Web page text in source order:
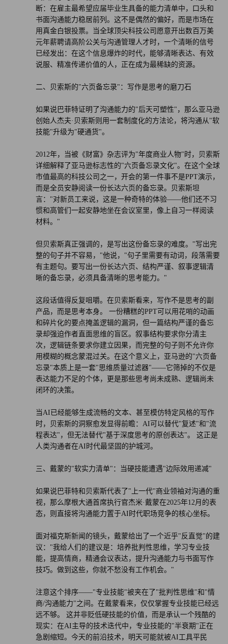
断：在雇主最希望应届毕业生具备的能力清单中，口头和
书面沟通能力稳居前列。这不是偶然的偏好，而是市场在
用真金白银投票。当全球顶尖科技公司愿意开出数百万美
元年薪聘请高阶公关与沟通管理人才时，一个清晰的信号
已经发出：在这个信息爆炸的时代，能够清晰表达、有效
说服、精准传递价值的人，正在成为最稀缺的资源。
二、贝索斯的"六页备忘录"：写作是思考的磨刀石
如果说巴菲特证明了沟通能力的"后天可塑性"，那么亚马逊
创始人杰夫·贝索斯则用一套制度化的方法论，将沟通从"软
技能"升级为"硬通货"。
2012年，当被《财富》杂志评为"年度商业人物"时，贝索斯
详细解释了亚马逊标志性的"六页备忘录文化"。在这个全球
市值最高的科技公司之一，开会的第一件事不是PPT演示，
而是全员安静阅读一份长达六页的备忘录。贝索斯坦
言："对新员工来说，这是一种奇特的体验——他们还不习
惯和高管们一起安静地坐在会议室里，像上自习一样阅读
材料。"
但贝索斯真正强调的，是写出这份备忘录的难度。"写出完
整的句子并不容易，"他说，"句子里需要有动词，段落需要
有主题句。要写出一份长达六页、结构严谨、叙事逻辑清
晰的备忘录，必须具备清晰的思考能力。"
这段话值得反复咀嚼。在贝索斯看来，写作不是思考的副
产品，而是思考本身。 一份糟糕的PPT可以用花哨的动画
和碎片化的要点掩盖逻辑的漏洞，但一篇结构严谨的备忘
录却强迫作者直面思维的盲区。叙事结构要求你分清主
次，逻辑链条要求你建立因果，而完整的句子则不允许你
用模糊的概念蒙混过关。在这个意义上，亚马逊的"六页备
忘录"本质上是一套"思维质量过滤器"——它筛掉的不仅是
表达能力不足的个体，更是那些思考尚未成熟、逻辑尚未
闭环的决策。
当AI已经能够生成流畅的文本、甚至模仿特定风格的写作
时，贝索斯的洞察愈发显得前瞻：AI可以替代"复述"和"流
程表达"，但无法替代"基于深度思考的原创表达"。 这正是
人类沟通者在AI时代最坚固的护城河。
三、戴蒙的"软实力清单"：当硬技能遭遇"边际效用递减"
如果说巴菲特和贝索斯代表了"上一代"商业领袖对沟通的重
视，那么摩根大通首席执行官杰米·戴蒙在2025年12月的表
态，则直接将沟通能力置于AI时代职场竞争的核心坐标。
面对福克斯新闻的镜头，戴蒙给出了一个近乎"反直觉"的建
议："我给人们的建议是：培养批判性思维，学习专业技
能，提高情商，精通会议表达，提升沟通能力与书面写作
技巧。做到这些，你就不愁没有工作机会。"
注意这个排序——"专业技能"被夹在了"批判性思维"和"情
商/沟通能力"之间。在戴蒙看来，仅仅掌握专业技能已经远
远不够。 这并非贬低硬技能的价值，而是承认一个残酷的
现实：在AI主导的技术迭代中，专业技能的"半衰期"正在
急剧缩短。今天的前沿技术，明天可能就被AI工具平民